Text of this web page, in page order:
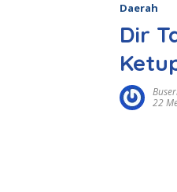
Daerah
Dir
22